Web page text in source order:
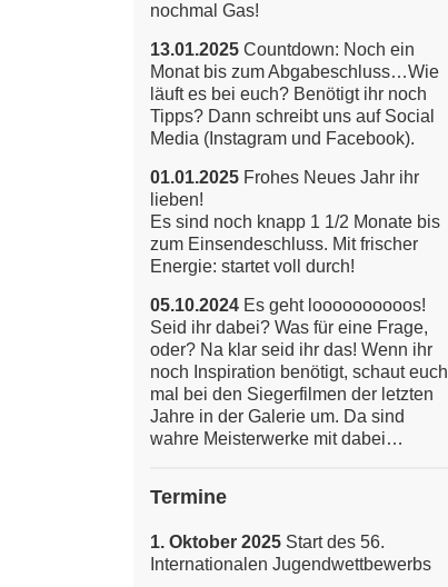
nochmal Gas!
13.01.2025 Countdown: Noch ein
Monat bis zum Abgabeschluss…Wie
läuft es bei euch? Benötigt ihr noch
Tipps? Dann schreibt uns auf Social
Media (Instagram und Facebook).
01.01.2025 Frohes Neues Jahr ihr
lieben!
Es sind noch knapp 1 1/2 Monate bis
zum Einsendeschluss. Mit frischer
Energie: startet voll durch!
05.10.2024 Es geht loooooooooos!
Seid ihr dabei? Was für eine Frage,
oder? Na klar seid ihr das! Wenn ihr
noch Inspiration benötigt, schaut euch
mal bei den Siegerfilmen der letzten
Jahre in der Galerie um. Da sind
wahre Meisterwerke mit dabei…
Termine
1. Oktober 2025 Start des 56.
Internationalen Jugendwettbewerbs